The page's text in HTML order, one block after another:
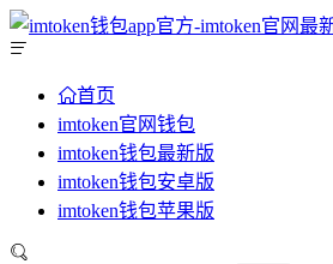
首页
imtoken官网钱包
imtoken钱包最新版
imtoken钱包安卓版
imtoken钱包苹果版